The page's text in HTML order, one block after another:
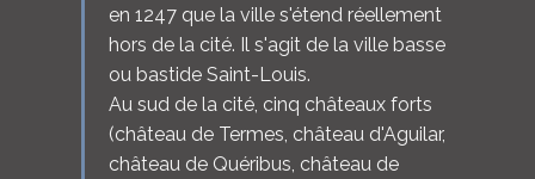
en 1247 que la ville s'étend réellement
hors de la cité. Il s'agit de la ville basse
ou bastide Saint-Louis.
Au sud de la cité, cinq châteaux forts
(château de Termes, château d'Aguilar,
château de Quéribus, château de